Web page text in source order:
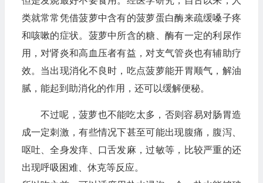
类就常常凭借菠萝中含有的菠萝蛋白酶来疏缓嗓子疼
和咳嗽的症状。菠萝中所含的糖、酶有一定的利尿作
用，对肾炎和高血压者有益，对支气管炎也有辅助疗
效。当出现消化不良时，吃点菠萝能开胃顺气，解油
腻，能起到助消化的作用，还可以缓解便秘。
不过呢，菠萝也不能吃太多，否则容易对肠胃造
成一定刺激，有些情况下甚至可能出现腹痛，腹泻、
呕吐、全身发痒、口舌发麻，过敏等，比较严重的还
出现呼吸困难、休克等反应。